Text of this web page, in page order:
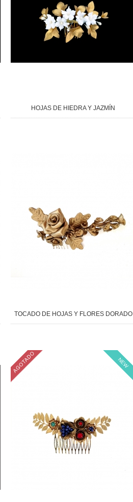
HOJAS DE HIEDRA Y JAZMÍN
TOCADO DE HOJAS Y FLORES DORADO
NEW